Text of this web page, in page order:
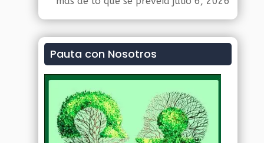
Pauta con Nosotros